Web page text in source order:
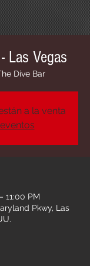
Las Vegas
Dive Bar
a la venta
11:00 PM
Pkwy, Las